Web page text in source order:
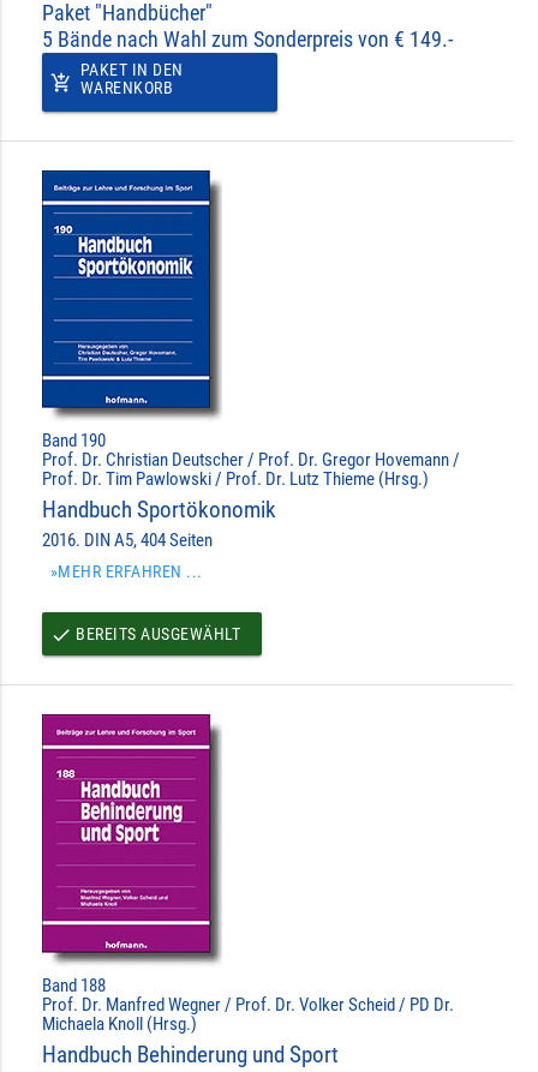
Paket "Handbücher"
5 Bände nach Wahl zum Sonderpreis von € 149.-
add_shopping_cart
PAKET IN DEN
WARENKORB
Band 190
Prof. Dr. Christian Deutscher / Prof. Dr. Gregor Hovemann /
Prof. Dr. Tim Pawlowski / Prof. Dr. Lutz Thieme (Hrsg.)
Handbuch Sportökonomik
2016. DIN A5, 404 Seiten
»MEHR ERFAHREN ...
done BEREITS AUSGEWÄHLT
Band 188
Prof. Dr. Manfred Wegner / Prof. Dr. Volker Scheid / PD Dr.
Michaela Knoll (Hrsg.)
Handbuch Behinderung und Sport